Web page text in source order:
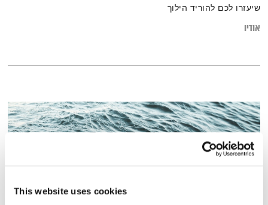
This website uses cookies
שיעזרו לכם להוריד הילוך
אודיו